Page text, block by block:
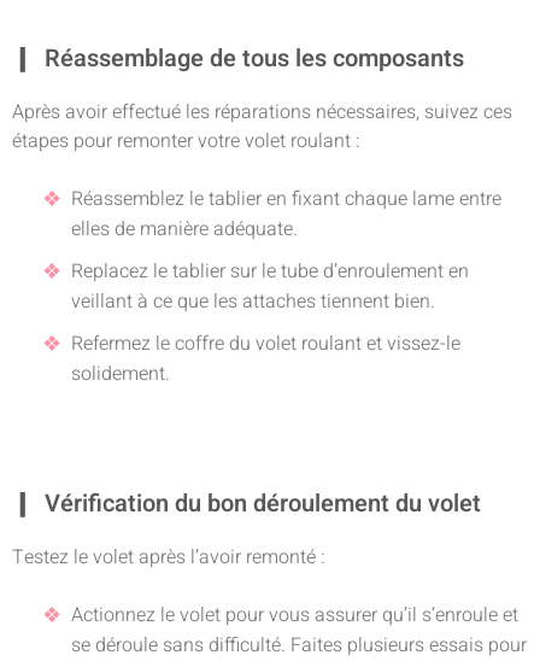
Réassemblage de tous les composants
Après avoir effectué les réparations nécessaires, suivez ces
étapes pour remonter votre volet roulant :
Réassemblez le tablier en fixant chaque lame entre
elles de manière adéquate.
Replacez le tablier sur le tube d’enroulement en
veillant à ce que les attaches tiennent bien.
Refermez le coffre du volet roulant et vissez-le
solidement.
Vérification du bon déroulement du volet
Testez le volet après l’avoir remonté :
Actionnez le volet pour vous assurer qu’il s’enroule et
se déroule sans difficulté. Faites plusieurs essais pour